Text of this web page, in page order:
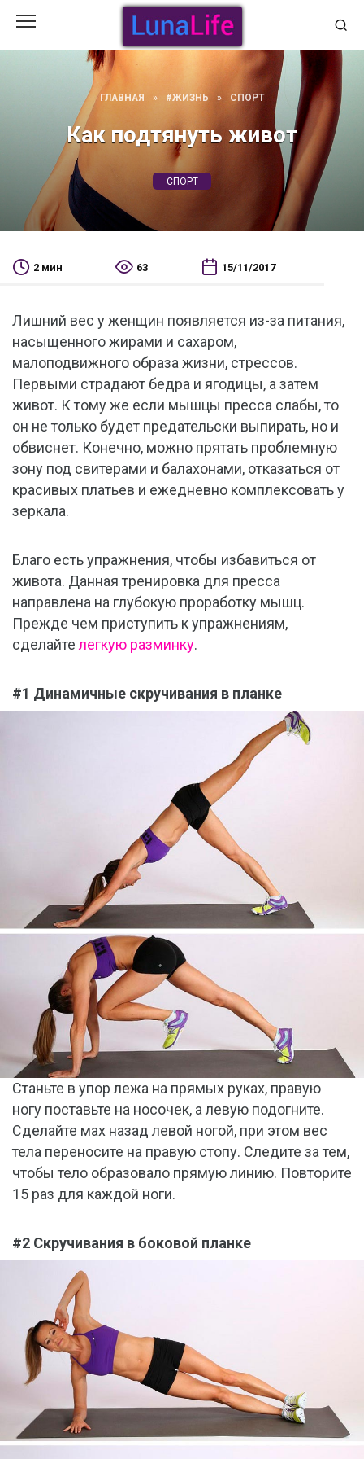
содержанию
ГЛАВНАЯ » #ЖИЗНЬ » СПОРТ
Как подтянуть живот
СПОРТ
2 мин 63 15/11/2017
Лишний вес у женщин появляется из-за питания,
насыщенного жирами и сахаром,
малоподвижного образа жизни, стрессов.
Первыми страдают бедра и ягодицы, а затем
живот. К тому же если мышцы пресса слабы, то
он не только будет предательски выпирать, но и
обвиснет. Конечно, можно прятать проблемную
зону под свитерами и балахонами, отказаться от
красивых платьев и ежедневно комплексовать у
зеркала.
Благо есть упражнения, чтобы избавиться от
живота. Данная тренировка для пресса
направлена на глубокую проработку мышц.
Прежде чем приступить к упражнениям,
сделайте легкую разминку.
#1 Динамичные скручивания в планке
Станьте в упор лежа на прямых руках, правую
ногу поставьте на носочек, а левую подогните.
Сделайте мах назад левой ногой, при этом вес
тела переносите на правую стопу. Следите за тем,
чтобы тело образовало прямую линию. Повторите
15 раз для каждой ноги.
#2 Скручивания в боковой планке